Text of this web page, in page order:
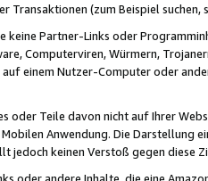
Transaktionen (zum Beispiel
keine Partner-Links oder
Computerviren, Würmern,
einem Nutzer-Computer oder
oder Teile davon nicht auf Ihrer
Anwendung. Die Darstellung
jedoch keinen Verstoß gegen diese
oder andere Inhalte, die eine